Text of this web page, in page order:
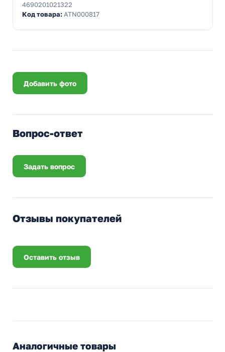
4690201021322
Код товара:ATN000817
Добавить фото
Вопрос-ответ
Задать вопрос
Отзывы покупателей
Оставить отзыв
Аналогичные товары